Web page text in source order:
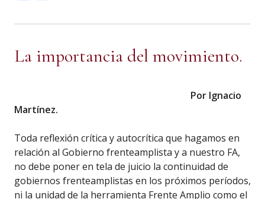
La importancia del movimiento.
Por Ignacio
Martínez.
Toda reflexión crítica y autocrítica que hagamos en
relación al Gobierno frenteamplista y a nuestro FA,
no debe poner en tela de juicio la continuidad de
gobiernos frenteamplistas en los próximos períodos,
ni la unidad de la herramienta Frente Amplio como el